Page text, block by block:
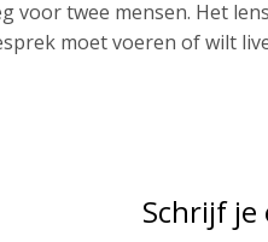
voor twee mensen. Het
moet voeren of wilt
Schrijf je